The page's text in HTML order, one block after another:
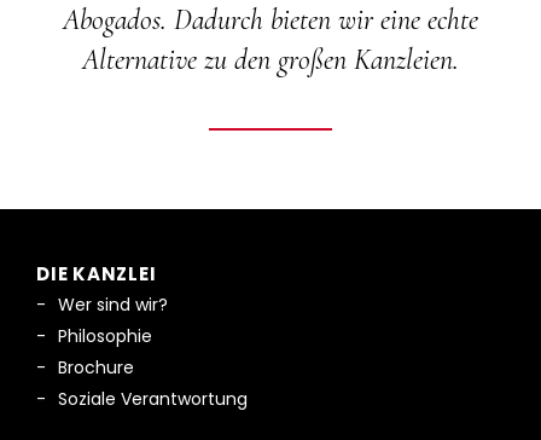
Abogados. Dadurch bieten wir eine echte
Alternative zu den großen Kanzleien.
DIE KANZLEI
Wer sind wir?
Philosophie
Brochure
Soziale Verantwortung